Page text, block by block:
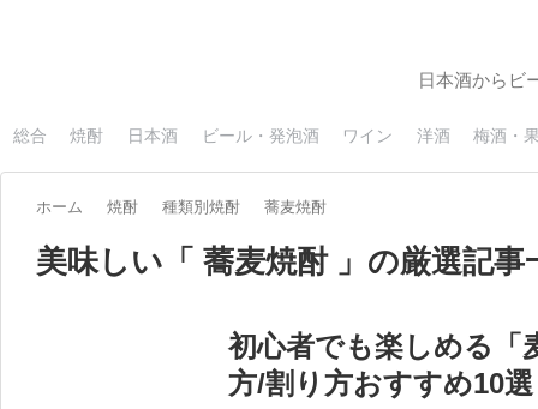
日本酒からビ
総合 焼酎 日本酒 ビール・発泡酒 ワイン 洋酒 梅酒・
ホーム 焼酎 種類別焼酎 蕎麦焼酎
美味しい「 蕎麦焼酎 」の厳選記事
初心者でも楽しめる「
方/割り方おすすめ10選